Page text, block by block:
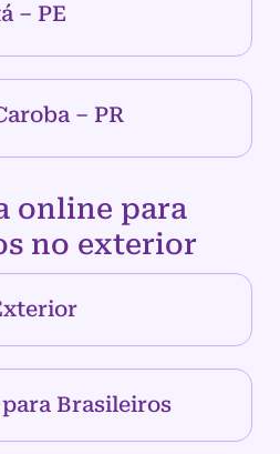
– PE
– PR
online para
no exterior
Brasileiros